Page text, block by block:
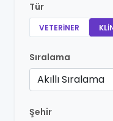
Tür
VETERINER
Sıralama
Akıllı Sıralama
Şehir